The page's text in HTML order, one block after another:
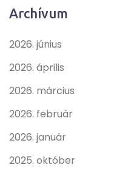
Archívum
2026. június
2026. április
2026. március
2026. február
2026. január
2025. október